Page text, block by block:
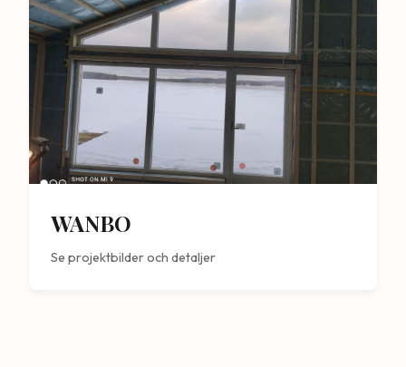
WANBO
Se projektbilder och detaljer